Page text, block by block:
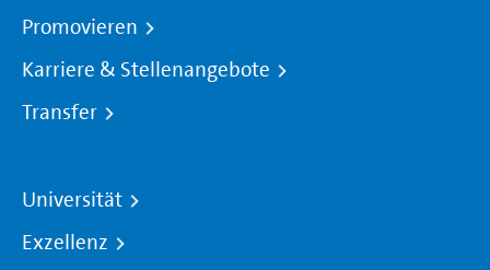
Promovieren
Karriere & Stellenangebote
Transfer
Universität
Exzellenz